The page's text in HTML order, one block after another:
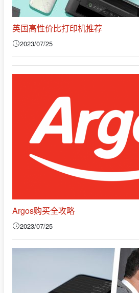
英国高性价比打印机推荐
2023/07/25
Argos购买全攻略
2023/07/25